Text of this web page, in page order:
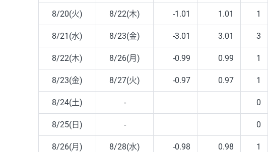
8/20(火) 8/22(木) -1.01 1.01 1
8/21(水) 8/23(金) -3.01 3.01 3
8/22(木) 8/26(月) -0.99 0.99 1
8/23(金) 8/27(火) -0.97 0.97 1
8/24(土) - 0
8/25(日) - 0
8/26(月) 8/28(水) -0.98 0.98 1